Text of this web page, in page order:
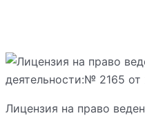
Лицензия на право